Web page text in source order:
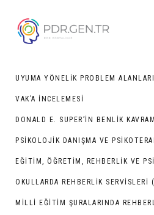
UYUMA YÖNELIK PROBLEM ALANLARI
VAK’A İNCELEMESI
DONALD E. SUPER’IN BENLIK
PSIKOLOJIK DANIŞMA VE
OKULLARDA REHBERLIK SERVISLERI